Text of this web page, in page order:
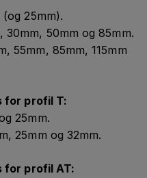
25mm).
50mm og 85mm.
55mm, 85mm, 115mm
for profil T:
25mm.
25mm og 32mm.
for profil AT: